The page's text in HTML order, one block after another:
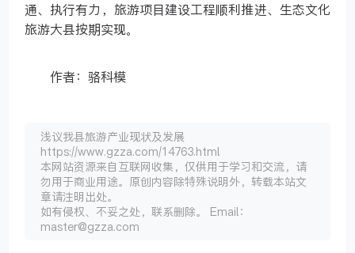
通、执行有力，旅游项目建设工程顺利推进、生态文化
旅游大县按期实现。
作者：骆科模
浅议我县旅游产业现状及发展
https://www.gzza.com/14763.html
本网站资源来自互联网收集，仅供用于学习和交流，请
勿用于商业用途。原创内容除特殊说明外，转载本站文
章请注明出处。
如有侵权、不妥之处，联系删除。 Email：
master@gzza.com